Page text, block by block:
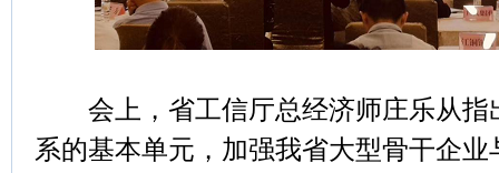
会上，省工信厅总经济师庄乐从指
系的基本单元，加强我省大型骨干企